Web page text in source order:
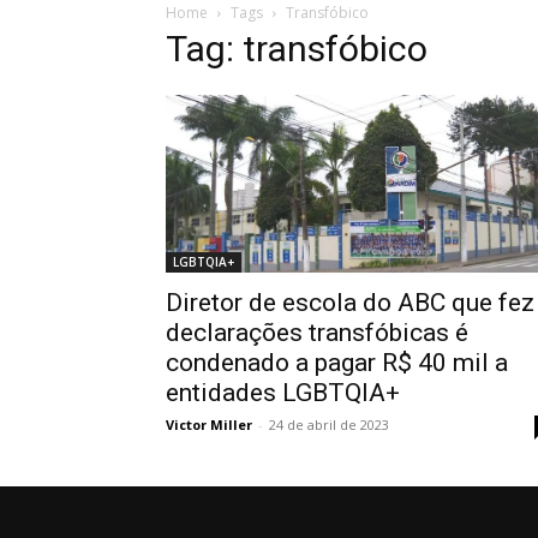
Home Tags Transfóbico
Tag: transfóbico
LGBTQIA+
Diretor de escola do ABC que fez
declarações transfóbicas é
condenado a pagar R$ 40 mil a
entidades LGBTQIA+
Victor Miller - 24 de abril de 2023